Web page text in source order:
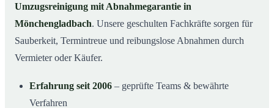
Umzugsreinigung mit Abnahmegarantie in
Mönchengladbach. Unsere geschulten Fachkräfte sorgen für
Sauberkeit, Termintreue und reibungslose Abnahmen durch
Vermieter oder Käufer.
Erfahrung seit 2006 – geprüfte Teams & bewährte
Verfahren